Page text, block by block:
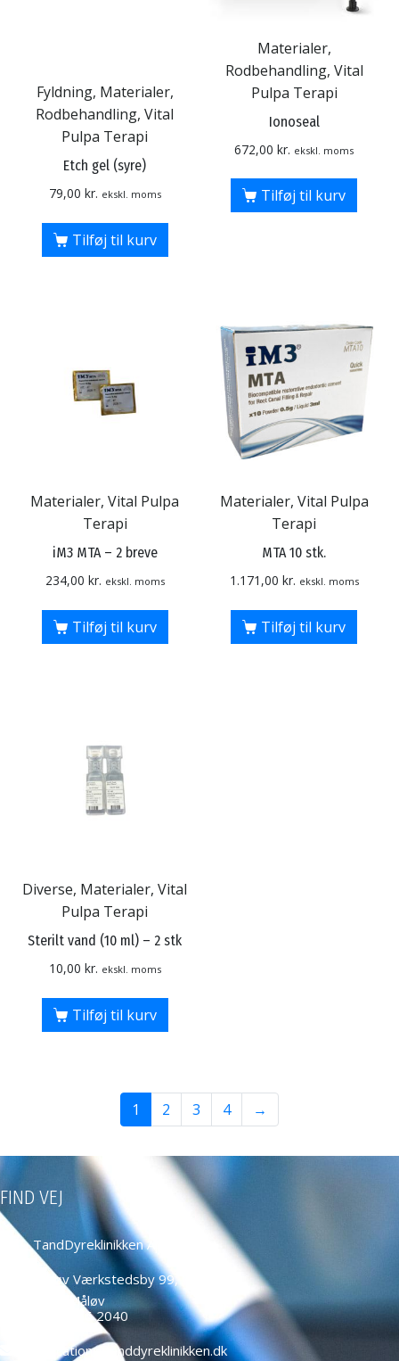
Fyldning, Materialer,
Rodbehandling, Vital
Pulpa Terapi
Etch gel (syre)
79,00 kr. ekskl. moms
Tilføj til kurv
Materialer,
Rodbehandling, Vital
Pulpa Terapi
Ionoseal
672,00kr. ekskl. moms
Tilføj til kurv
Materialer, Vital Pulpa
Terapi
iM3 MTA – 2 breve
234,00 kr. ekskl. moms
Tilføj til kurv
Materialer, Vital Pulpa
Terapi
MTA 10 stk.
1.171,00 kr. ekskl. moms
Tilføj til kurv
Diverse, Materialer, Vital
Pulpa Terapi
Sterilt vand (10 ml) – 2 stk
10,00 kr. ekskl. moms
Tilføj til kurv
1 2 3 4 →
FIND VEJ
TandDyreklinikken ApS
Måløv Værkstedsby 99,
2760 Måløv
+45 4466 2040
education@tanddyreklinikken.dk